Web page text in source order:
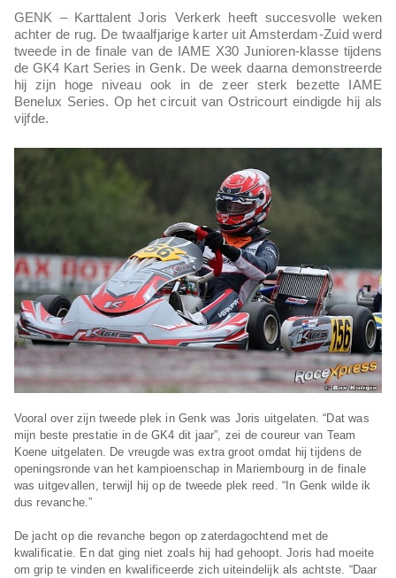
GENK – Karttalent Joris Verkerk heeft succesvolle weken
achter de rug. De twaalfjarige karter uit Amsterdam-Zuid werd
tweede in de finale van de IAME X30 Junioren-klasse tijdens
de GK4 Kart Series in Genk. De week daarna demonstreerde
hij zijn hoge niveau ook in de zeer sterk bezette IAME
Benelux Series. Op het circuit van Ostricourt eindigde hij als
vijfde.
Vooral over zijn tweede plek in Genk was Joris uitgelaten. “Dat was
mijn beste prestatie in de GK4 dit jaar”, zei de coureur van Team
Koene uitgelaten. De vreugde was extra groot omdat hij tijdens de
openingsronde van het kampioenschap in Mariembourg in de finale
was uitgevallen, terwijl hij op de tweede plek reed. “In Genk wilde ik
dus revanche.”
De jacht op die revanche begon op zaterdagochtend met de
kwalificatie. En dat ging niet zoals hij had gehoopt. Joris had moeite
om grip te vinden en kwalificeerde zich uiteindelijk als achtste. “Daar